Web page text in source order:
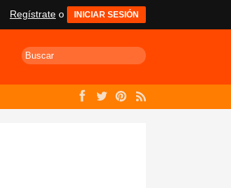
Regístrate o INICIAR SESIÓN